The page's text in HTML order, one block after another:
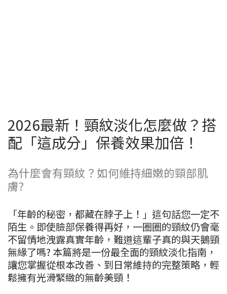
2026最新！頸紋淡化怎麼做？搭
配「這成分」保養效果加倍！
為什麼會有頸紋？如何維持細嫩的頸部肌
膚?
「年齡的秘密，都藏在脖子上！」這句話您一定不
陌生。即使臉部保養得再好，一圈圈的頸紋仍會毫
不留情地洩露真實年齡，難道這輩子真的與天鵝頸
無緣了嗎? 本篇將是一份最全面的頸紋淡化指南，
讓您掌握從根本改善、到日常維持的完整策略，輕
鬆擁有光滑緊緻的無齡美頸！